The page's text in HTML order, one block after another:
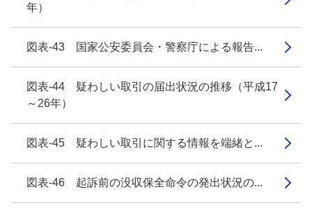
年）
図表-43 国家公安委員会・警察庁による報告...
図表-44 疑わしい取引の届出状況の推移（平成17
～26年）
図表-45 疑わしい取引に関する情報を端緒と...
図表-46 起訴前の没収保全命令の発出状況の...